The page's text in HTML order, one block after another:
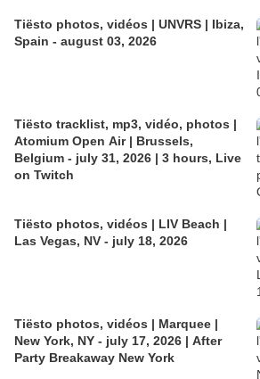
Tiësto photos, vidéos | UNVRS | Ibiza,
Spain - august 03, 2026
Tiësto tracklist, mp3, vidéo, photos |
Atomium Open Air | Brussels,
Belgium - july 31, 2026 | 3 hours, Live
on Twitch
Tiësto photos, vidéos | LIV Beach |
Las Vegas, NV - july 18, 2026
Tiësto photos, vidéos | Marquee |
New York, NY - july 17, 2026 | After
Party Breakaway New York